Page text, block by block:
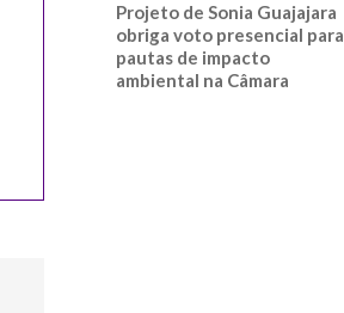
Projeto de Sonia Guajajara
obriga voto presencial para
pautas de impacto
ambiental na Câmara